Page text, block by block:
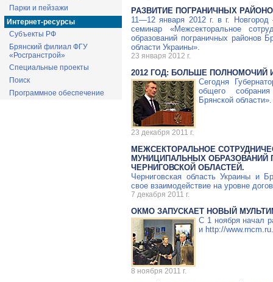
Парки и пейзажи
Интернет-ресурсы
Субъекты РФ
Брянский филиал ФГУ
«Росгранстрой»
Специальные проекты
Поиск
Программное обеспечение
РАЗВИТИЕ ПОГРАНИЧНЫХ
11—12 января 2012 г. в г.
семинар «Межсекторальное
образований пограничных районов
области Украины».
23 января 2012 г.
2012 ГОД: БОЛЬШЕ ПОЛНОМОЧИЙ
Сегодня
общего
Брянской области».
23 декабря 2011 г.
МЕЖСЕКТОРАЛЬНОЕ
МУНИЦИПАЛЬНЫХ ОБРАЗОВАНИЙ
ЧЕРНИГОВСКОЙ ОБЛАСТЕЙ.
Черниговская область Украины и
свое взаимодействие на уровне
7 декабря 2011 г.
ОКМО ЗАПУСКАЕТ НОВЫЙ
С 1 ноября начал
и http://www.rncm.ru.
8 ноября 2011 г.